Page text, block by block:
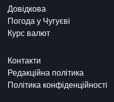
Довідкова
Погода у Чугуєві
Курс валют
Контакти
Редакційна політика
Політика конфіденційності